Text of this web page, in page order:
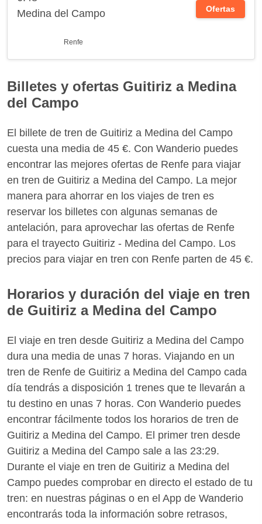
Medina del Campo
Renfe
Ofertas
Billetes y ofertas Guitiriz a Medina
del Campo
El billete de tren de Guitiriz a Medina del Campo
cuesta una media de 45 €. Con Wanderio puedes
encontrar las mejores ofertas de Renfe para viajar
en tren de Guitiriz a Medina del Campo. La mejor
manera para ahorrar en los viajes de tren es
reservar los billetes con algunas semanas de
antelación, para aprovechar las ofertas de Renfe
para el trayecto Guitiriz - Medina del Campo. Los
precios para viajar en tren con Renfe parten de 45 €.
Horarios y duración del viaje en tren
de Guitiriz a Medina del Campo
El viaje en tren desde Guitiriz a Medina del Campo
dura una media de unas 7 horas. Viajando en un
tren de Renfe de Guitiriz a Medina del Campo cada
día tendrás a disposición 1 trenes que te llevarán a
tu destino en unas 7 horas. Con Wanderio puedes
encontrar fácilmente todos los horarios de tren de
Guitiriz a Medina del Campo. El primer tren desde
Guitiriz a Medina del Campo sale a las 23:29.
Durante el viaje en tren de Guitiriz a Medina del
Campo puedes comprobar en directo el estado de tu
tren: en nuestras páginas o en el App de Wanderio
encontrarás toda la información sobre retrasos,